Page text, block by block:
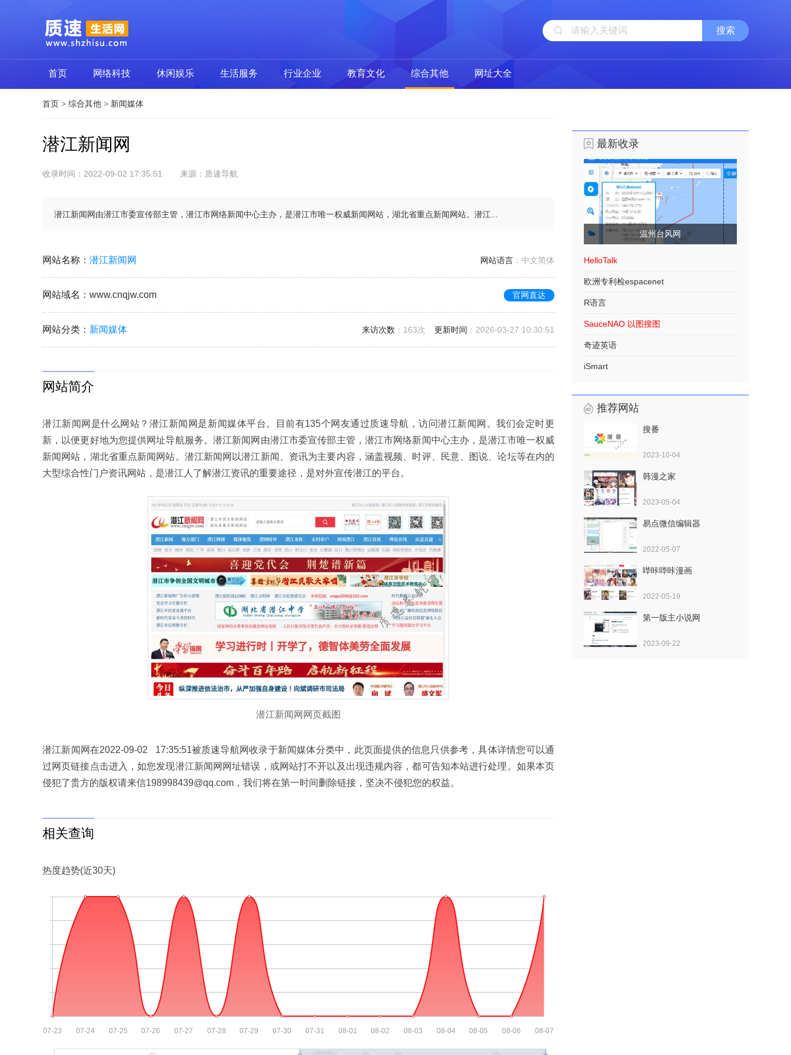
首页 网络科技 休闲娱乐 生活服务 行业企业 教育文化 综合其他 网址大全
首页 > 综合其他 > 新闻媒体
潜江新闻网
收录时间：2022-09-02 17:35:51 来源：质速导航
潜江新闻网由潜江市委宣传部主管，潜江市网络新闻中心主办，是潜江市唯一权威新闻网站，湖北省重点新闻网站。潜江...
网站名称 ： 潜江新闻网 网站语言 ：中文简体
网站域名 ：www.cnqjw.com 官网直达
网站分类 ： 新闻媒体 来访次数 ： 163次 更新时间 ：2026-03-27 10:30:51
网站简介
潜江新闻网是什么网站？潜江新闻网是新闻媒体平台。目前有135个网友通过质速导航，访问潜江新闻网。我们会定时更
新，以便更好地为您提供网址导航服务。潜江新闻网由潜江市委宣传部主管，潜江市网络新闻中心主办，是潜江市唯一权威
新闻网站，湖北省重点新闻网站。潜江新闻网以潜江新闻、资讯为主要内容，涵盖视频、时评、民意、图说、论坛等在内的
大型综合性门户资讯网站，是潜江人了解潜江资讯的重要途径，是对外宣传潜江的平台。
潜江新闻网网页截图
潜江新闻网在2022-09-02 17:35:51被质速导航网收录于新闻媒体分类中，此页面提供的信息只供参考，具体详情您可以通
过网页链接点击进入，如您发现潜江新闻网网址错误，或网站打不开以及出现违规内容，都可告知本站进行处理。如果本页
侵犯了贵方的版权请来信198998439@qq.com，我们将在第一时间删除链接，坚决不侵犯您的权益。
相关查询
热度趋势(近30天)
最新收录
温州台风网
HelloTalk
欧洲专利检espacenet
R语言
SauceNAO 以图搜图
奇迹英语
iSmart
推荐网站
搜番
2023-10-04
韩漫之家
2023-05-04
易点微信编辑器
2022-05-07
哔咔哔咔漫画
2022-05-19
第一版主小说网
2023-09-22